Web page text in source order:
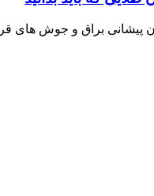
پیشانی براق و جوش‌ های